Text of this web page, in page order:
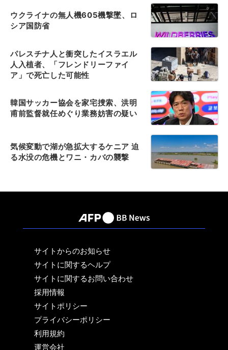
ウクライナの無人機605機撃墜、ロ
シア国防省
パレスチナ人と衝突したイスラエル
人入植者、「フレンドリーファイ
ア」で死亡した可能性
韓国サッカー協会を家宅捜索、洪明
甫前監督就任めぐり業務妨害の疑い
気候変動で湖が急拡大するケニア 迫
る水没の危機とワニ・カバの襲撃
サイトからのお知らせ
サイトに関するヘルプ
サイトに関するお問い合わせ
採用情報
サイトポリシー
プライバシーポリシー
利用規約
運営会社